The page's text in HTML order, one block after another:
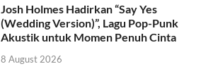
Josh Holmes Hadirkan “Say Yes
(Wedding Version)”, Lagu Pop-Punk
Akustik untuk Momen Penuh Cinta
8 August 2026